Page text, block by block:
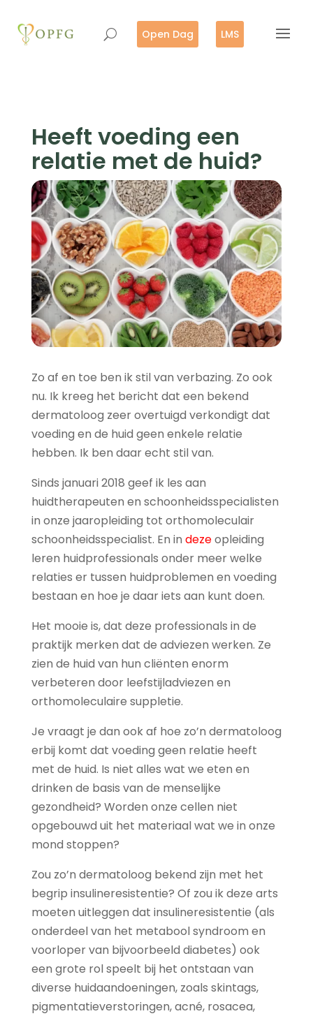
Open Dag LMS
Heeft voeding een
relatie met de huid?
Zo af en toe ben ik stil van verbazing. Zo ook
nu. Ik kreeg het bericht dat een bekend
dermatoloog zeer overtuigd verkondigt dat
voeding en de huid geen enkele relatie
hebben. Ik ben daar echt stil van.
Sinds januari 2018 geef ik les aan
huidtherapeuten en schoonheidsspecialisten
in onze jaaropleiding tot orthomoleculair
schoonheidsspecialist. En in dezeopleiding
leren huidprofessionals onder meer welke
relaties er tussen huidproblemen en voeding
bestaan en hoe je daar iets aan kunt doen.
Het mooie is, dat deze professionals in de
praktijk merken dat de adviezen werken. Ze
zien de huid van hun cliënten enorm
verbeteren door leefstijladviezen en
orthomoleculaire suppletie.
Je vraagt je dan ook af hoe zo’n dermatoloog
erbij komt dat voeding geen relatie heeft
met de huid. Is niet alles wat we eten en
drinken de basis van de menselijke
gezondheid? Worden onze cellen niet
opgebouwd uit het materiaal wat we in onze
mond stoppen?
Zou zo’n dermatoloog bekend zijn met het
begrip insulineresistentie? Of zou ik deze arts
moeten uitleggen dat insulineresistentie (als
onderdeel van het metabool syndroom en
voorloper van bijvoorbeeld diabetes) ook
een grote rol speelt bij het ontstaan van
diverse huidaandoeningen, zoals skintags,
pigmentatieverstoringen, acné, rosacea,